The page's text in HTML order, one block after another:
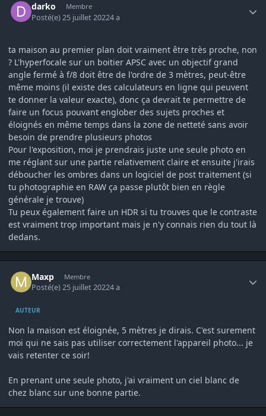
darko Membre
Posté(e)25 juillet 20224 a
ta maison au premier plan doit vraiment être très proche, non
? L'hyperfocale sur un boitier APSC avec un objectif grand
angle fermé à f/8 doit être de l'ordre de 3 mètres, peut-être
même moins (il existe des calculateurs en ligne qui peuvent
te donner la valeur exacte), donc ça devrait te permettre de
faire un focus pouvant englober des sujets proches et
éloignés en même temps dans la zone de netteté sans avoir
besoin de prendre plusieurs photos
Pour l'exposition, moi je prendrais juste une seule photo en
me réglant sur une partie relativement claire et ensuite j'irais
déboucher les ombres dans un logiciel de post traitement (si
tu photographie en RAW ça passe plutôt bien en règle
générale je trouve)
Tu peux également faire un HDR si tu trouves que le contraste
est vraiment trop important mais je n'y connais rien du tout là
dedans.
Maxp Membre
Posté(e)25 juillet 20224 a
AUTEUR
Non la maison est éloignée, 5 mètres je dirais. C'est surement
moi qui ne sais pas utiliser correctement l'appareil photo... je
vais retenter ce soir!
En prenant une seule photo, j'ai vraiment un ciel blanc de
chez blanc sur une bonne partie.